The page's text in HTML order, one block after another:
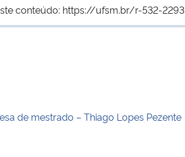
conteúdo: https://ufsm.br/r-532-2293
de mestrado – Thiago Lopes Pezente